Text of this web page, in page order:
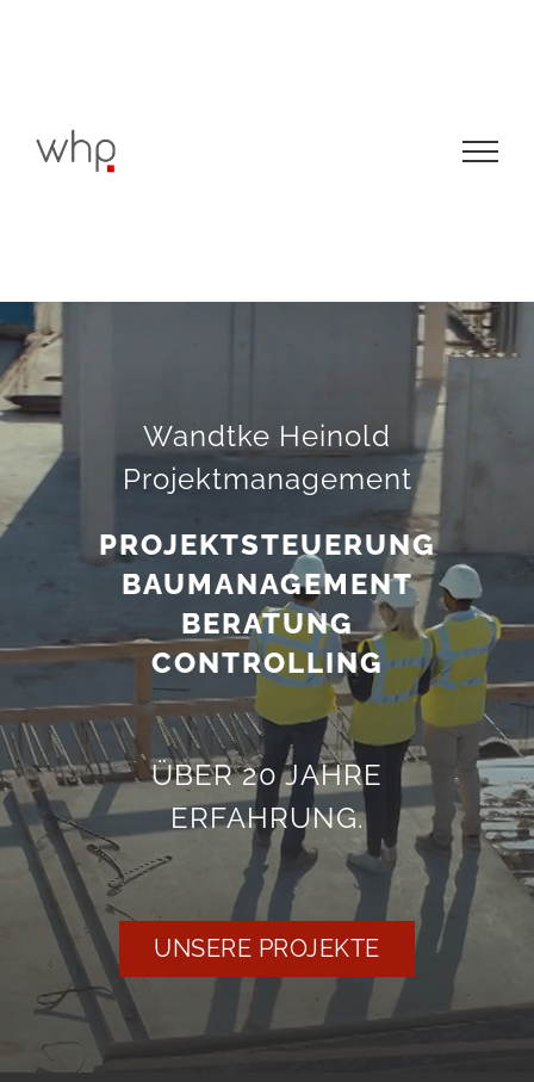
Wandtke Heinold
Projektmanagement
PROJEKT­STEUERUNG
BAUMANAGE­MENT
BERATUNG
CONTROLLING
ÜBER 20 JAHRE
ERFAHRUNG.
UNSERE PROJEKTE